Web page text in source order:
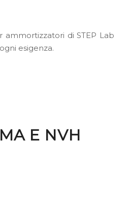
di STEP Lab
esigenza.
E NVH